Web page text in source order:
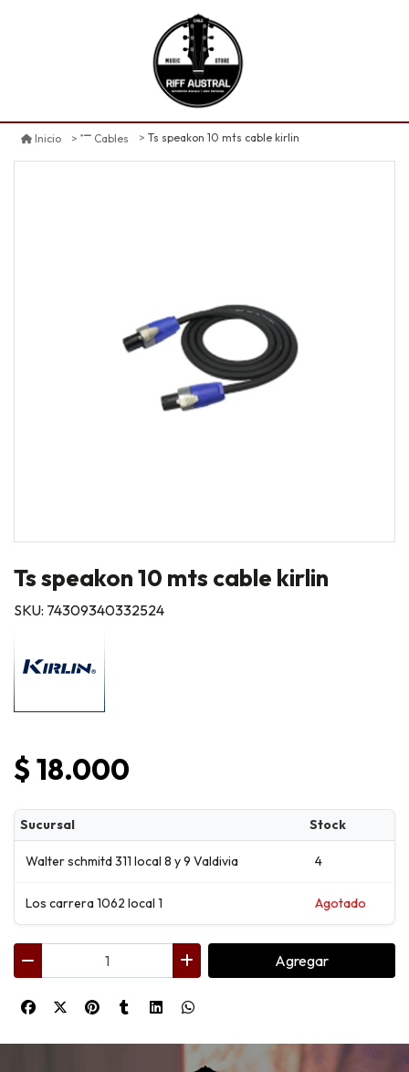
Inicio Cables Ts speakon 10 mts cable kirlin
Ts speakon 10 mts cable kirlin
SKU: 74309340332524
$ 18.000
Sucursal Stock
Walter schmitd 311 local 8 y 9 Valdivia 4
Los carrera 1062 local 1 Agotado
Agregar